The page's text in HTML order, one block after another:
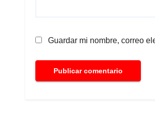
Guardar mi nombre, correo